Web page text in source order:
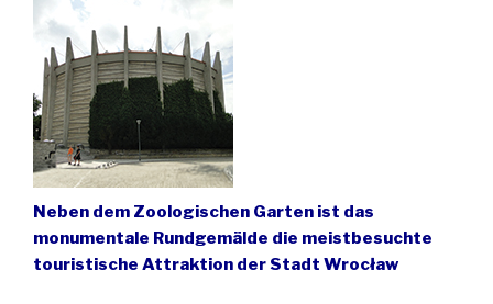
Neben dem Zoologischen Garten ist das
monumentale Rundgemälde die meistbesuchte
touristische Attraktion der Stadt Wrocław